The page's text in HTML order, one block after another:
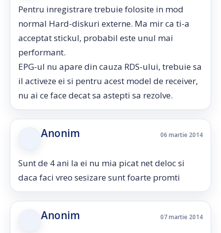
Pentru inregistrare trebuie folosite in mod
normal Hard-diskuri externe. Ma mir ca ti-a
acceptat stickul, probabil este unul mai
performant.
EPG-ul nu apare din cauza RDS-ului, trebuie sa
il activeze ei si pentru acest model de receiver,
nu ai ce face decat sa astepti sa rezolve.
Anonim 06 martie 2014
Sunt de 4 ani la ei nu mia picat net deloc si
daca faci vreo sesizare sunt foarte promti
Anonim 07 martie 2014